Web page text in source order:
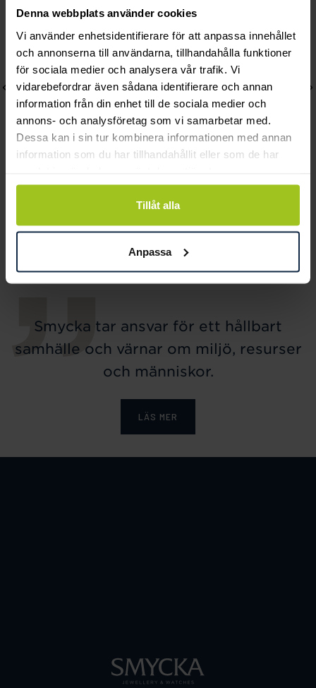
Denna webbplats använder cookies
Vi använder enhetsidentifierare för att anpassa innehållet
och annonserna till användarna, tillhandahålla funktioner
för sociala medier och analysera vår trafik. Vi
vidarebefordrar även sådana identifierare och annan
information från din enhet till de sociala medier och
annons- och analysföretag som vi samarbetar med.
Dessa kan i sin tur kombinera informationen med annan
information som du har tillhandahållit eller som de har
Tillåt alla
Anpassa
Creolörhänge classic
Pris:569 kr
569 kr
Smycka tar ansvar för ett hållbart
samhälle och värnar om miljö, resurser
och människor.
LÄS MER